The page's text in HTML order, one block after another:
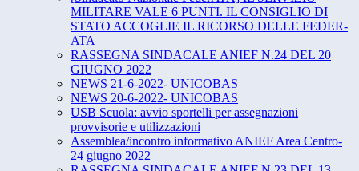
MILITARE VALE 6 PUNTI. IL CONSIGLIO DI
STATO ACCOGLIE IL RICORSO DELLE FEDER-
ATA
RASSEGNA SINDACALE ANIEF N.24 DEL 20
GIUGNO 2022
NEWS 21-6-2022- UNICOBAS
NEWS 20-6-2022- UNICOBAS
USB Scuola: avvio sportelli per assegnazioni
provvisorie e utilizzazioni
Assemblea/incontro informativo ANIEF Area Centro-
24 giugno 2022